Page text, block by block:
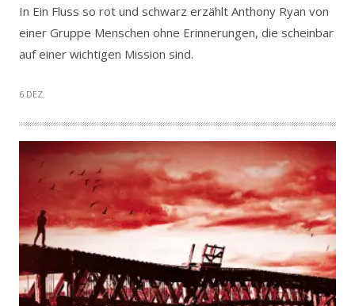
In Ein Fluss so rot und schwarz erzählt Anthony Ryan von
einer Gruppe Menschen ohne Erinnerungen, die scheinbar
auf einer wichtigen Mission sind.
6 DEZ.